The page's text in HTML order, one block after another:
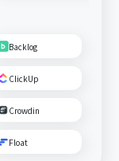
Backlog
ClickUp
Crowdin
Float